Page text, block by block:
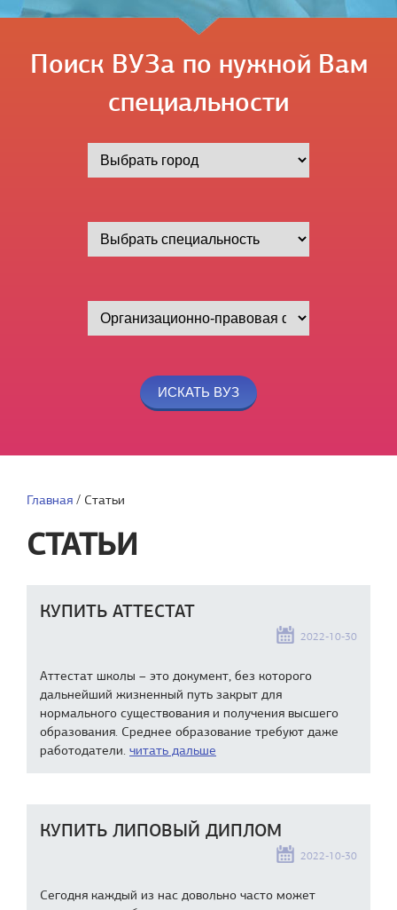
Поиск ВУЗа по нужной Вам
специальности
Главная / Статьи
СТАТЬИ
КУПИТЬ АТТЕСТАТ
2022-10-30
Аттестат школы – это документ, без которого
дальнейший жизненный путь закрыт для
нормального существования и получения высшего
образования. Среднее образование требуют даже
работодатели. читать дальше
КУПИТЬ ЛИПОВЫЙ ДИПЛОМ
2022-10-30
Сегодня каждый из нас довольно часто может